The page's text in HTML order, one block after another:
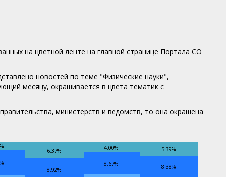
на цветной ленте на главной странице Портала СО
новостей по теме "Физические науки",
месяцу, окрашивается в цвета тематик с
министерств и ведомств, то она окрашена
8.92%
8.67% 8.38%
6.37% 4.00% 5.39%